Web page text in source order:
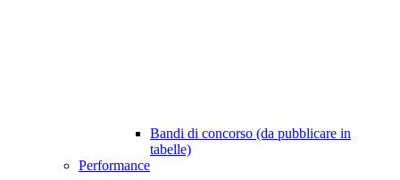
Bandi di concorso (da pubblicare in
tabelle)
Performance